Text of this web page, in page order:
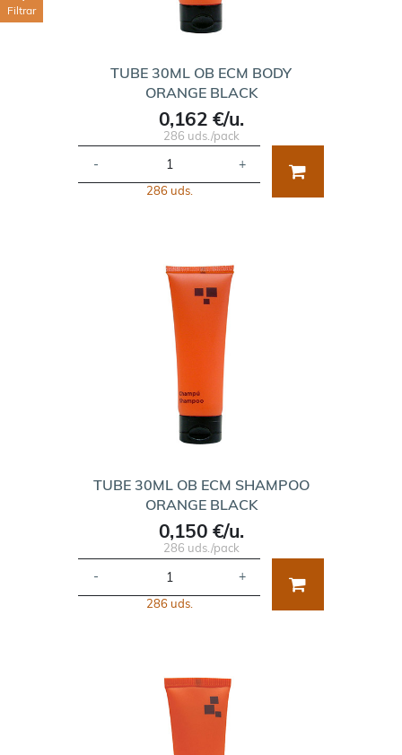
TUBE 30ML OB ECM BODY
ORANGE BLACK
0,162 €/u.
286 uds./pack
- +
286 uds.
TUBE 30ML OB ECM SHAMPOO
ORANGE BLACK
0,150 €/u.
286 uds./pack
- +
286 uds.
Filtrar